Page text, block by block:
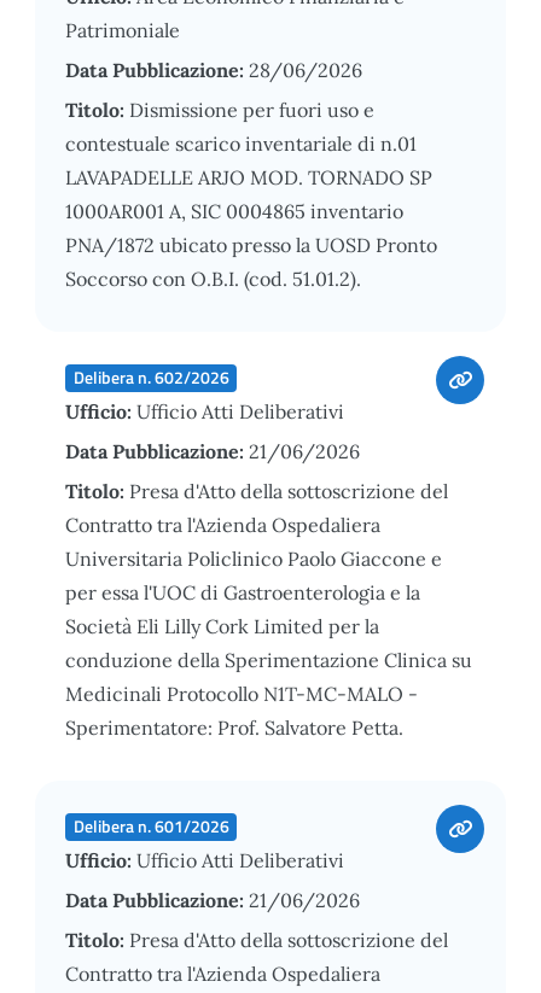
Patrimoniale
Data Pubblicazione: 28/06/2026
Titolo: Dismissione per fuori uso e
contestuale scarico inventariale di n.01
LAVAPADELLE ARJO MOD. TORNADO SP
1000AR001 A, SIC 0004865 inventario
PNA/1872 ubicato presso la UOSD Pronto
Soccorso con O.B.I. (cod. 51.01.2).
Delibera n. 602/2026
Ufficio: Ufficio Atti Deliberativi
Data Pubblicazione: 21/06/2026
Titolo: Presa d'Atto della sottoscrizione del
Contratto tra l'Azienda Ospedaliera
Universitaria Policlinico Paolo Giaccone e
per essa l'UOC di Gastroenterologia e la
Società Eli Lilly Cork Limited per la
conduzione della Sperimentazione Clinica su
Medicinali Protocollo N1T-MC-MALO -
Sperimentatore: Prof. Salvatore Petta.
Delibera n. 601/2026
Ufficio: Ufficio Atti Deliberativi
Data Pubblicazione: 21/06/2026
Titolo: Presa d'Atto della sottoscrizione del
Contratto tra l'Azienda Ospedaliera